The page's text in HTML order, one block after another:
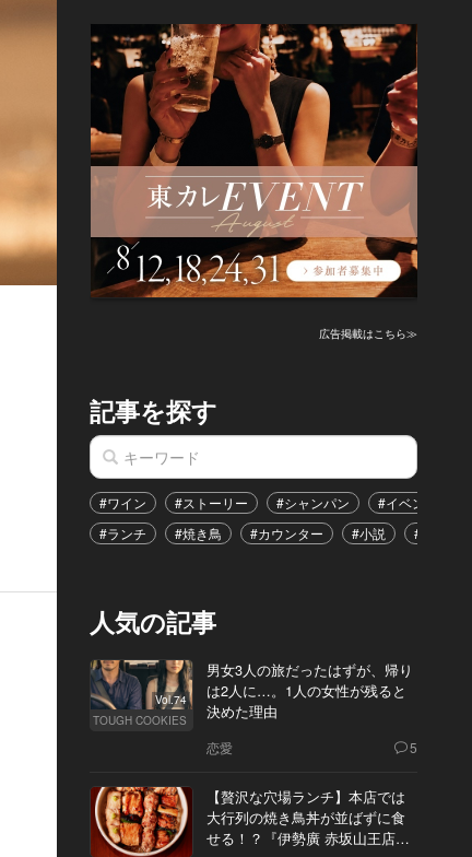
広告掲載はこちら≫
記事を探す
#ワイン #ストーリー #シャンパン #イベント
#ランチ
#焼き鳥 #カウンター #小説 #恋愛
人気の記事
Vol.74
TOUGH COOKIES
男女3人の旅だったはずが、帰り
は2人に…。1人の女性が残ると
決めた理由
恋愛 5
【贅沢な穴場ランチ】本店では
大行列の焼き鳥丼が並ばずに食
せる！？『伊勢廣 赤坂山王店』